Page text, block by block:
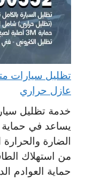
عازل حراري
خدمة تظليل
يساعد في
الضارة والحرارة
من استهلاك
حماية العوادم